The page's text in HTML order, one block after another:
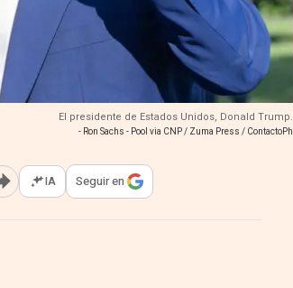
El presidente de Estados Unidos, Donald Trump.
- Ron Sachs - Pool via CNP / Zuma Press / ContactoPh
Abrir opciones para compartir
IA Seguir en